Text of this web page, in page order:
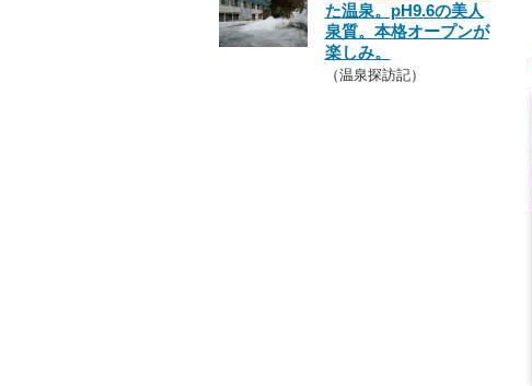
た温泉。pH9.6の美人
泉質。本格オープンが
楽しみ。
（温泉探訪記）